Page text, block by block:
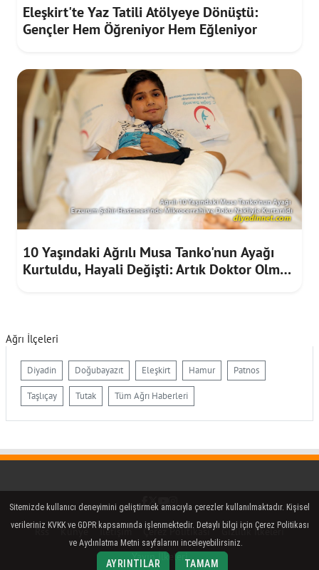
Eleşkirt'te Yaz Tatili Atölyeye Dönüştü:
Gençler Hem Öğreniyor Hem Eğleniyor
10 Yaşındaki Ağrılı Musa Tanko'nun Ayağı
Kurtuldu, Hayali Değişti: Artık Doktor Olmak
Ağrı İlçeleri
Diyadin Doğubayazıt Eleşkirt Hamur Patnos
Taşlıçay Tutak Tüm Ağrı Haberleri
Facebook
Twitter (X)
YouTube
Instagram
Rss Künye İletişim Çerez Politikası
Gizlilik İlkeleri
Yayın İlkeleri
Sitemizde kullanıcı deneyimini geliştirmek amacıyla çerezler kullanılmaktadır. Kişisel
verileriniz KVKK ve GDPR kapsamında işlenmektedir. Detaylı bilgi için Çerez Politikası
ve Aydınlatma Metni sayfalarını inceleyebilirsiniz.
AYRINTILAR TAMAM